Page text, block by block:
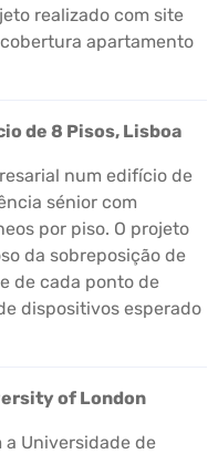
realizado com site
apartamento
de 8 Pisos, Lisboa
num edifício de
sénior com
por piso. O projeto
da sobreposição de
de cada ponto de
dispositivos esperado
of London
a Universidade de